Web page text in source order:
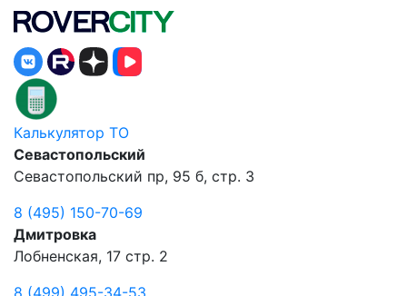
Калькулятор ТО
Севастопольский
Севастопольский пр, 95 б, стр. 3
8 (495) 150-70-69
Дмитровка
Лобненская, 17 стр. 2
8 (499) 495-34-53